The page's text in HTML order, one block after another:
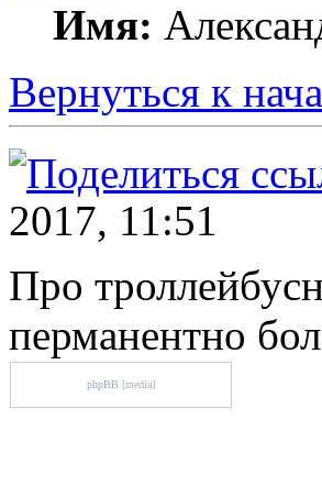
Имя:
Вернуться к
2017, 11:51
Про
перманентно
phpBB [media]